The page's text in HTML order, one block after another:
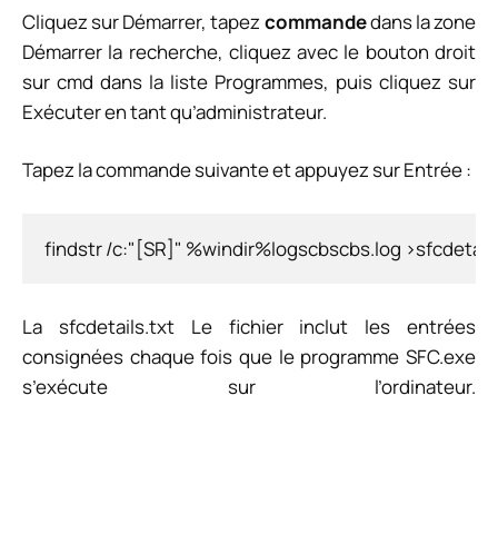
Cliquez sur Démarrer, tapezcommandedans la zone
Démarrer la recherche, cliquez avec le bouton droit
sur cmd dans la liste Programmes, puis cliquez sur
Exécuter en tant qu’administrateur.
Tapez la commande suivante et appuyez sur Entrée :
findstr /c:"[SR]" %windir%logscbscbs.log
La sfcdetails.txtLe fichier inclut les entrées
consignées chaque fois que le programme SFC.exe
s’exécute sur l’ordinateur.